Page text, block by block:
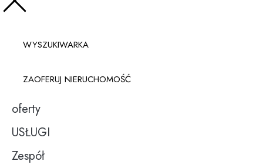
WYSZUKIWARKA
ZAOFERUJ NIERUCHOMOŚĆ
oferty
USŁUGI
Zespół